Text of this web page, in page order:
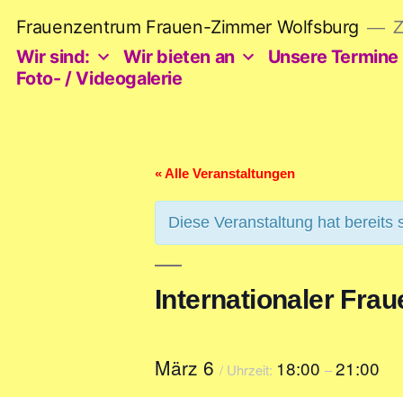
Inhalt
springen
Frauenzentrum Frauen-Zimmer Wolfsburg
Wir sind: Wir bieten an
Unsere
Foto- / Videogalerie
« Alle Veranstaltungen
Diese Veranstaltung hat bereits
Internationaler
März 6 / Uhrzeit: 18:00 –21:00